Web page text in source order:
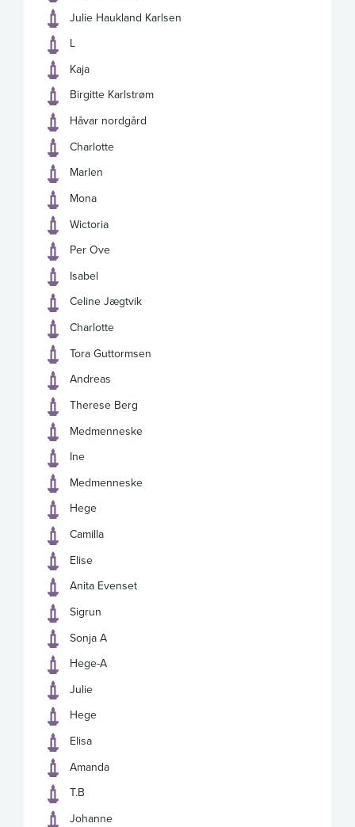
Julie Haukland Karlsen
L
Kaja
Birgitte Karlstrøm
Håvar nordgård
Charlotte
Marlen
Mona
Wictoria
Per Ove
Isabel
Celine Jægtvik
Charlotte
Tora Guttormsen
Andreas
Therese Berg
Medmenneske
Ine
Medmenneske
Hege
Camilla
Elise
Anita Evenset
Sigrun
Sonja A
Hege-A
Julie
Hege
Elisa
Amanda
T.B
Johanne